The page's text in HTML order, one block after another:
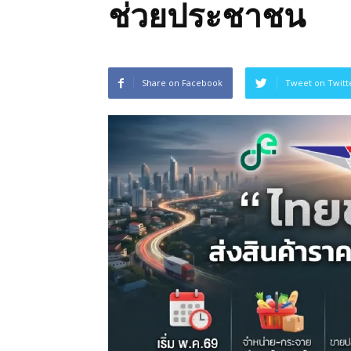
ของ
ประเทศไทย
ช่วยประชาชน
Share on Facebook Tweet on